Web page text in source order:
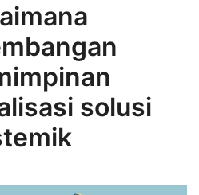
solusi